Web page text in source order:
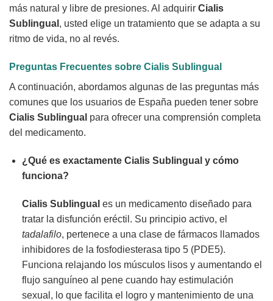
más natural y libre de presiones. Al adquirir Cialis
Sublingual , usted elige un tratamiento que se adapta a su
ritmo de vida, no al revés.
Preguntas Frecuentes sobre Cialis Sublingual
A continuación, abordamos algunas de las preguntas más
comunes que los usuarios de España pueden tener sobre
Cialis Sublingual para ofrecer una comprensión completa
del medicamento.
¿Qué es exactamente Cialis Sublingual y cómo
funciona?
Cialis Sublingual es un medicamento diseñado para
tratar la disfunción eréctil. Su principio activo, el
tadalafilo, pertenece a una clase de fármacos llamados
inhibidores de la fosfodiesterasa tipo 5 (PDE5).
Funciona relajando los músculos lisos y aumentando el
flujo sanguíneo al pene cuando hay estimulación
sexual, lo que facilita el logro y mantenimiento de una